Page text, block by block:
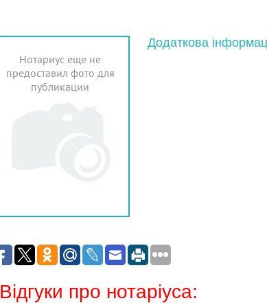
Додаткова
Нотариус еще не
предоставил фото для
публикации
Відгуки про нотаріуса: